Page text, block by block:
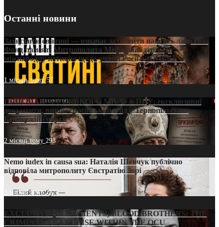
Останні новини
Захистити святині — означає захистити пам’ять людства:
Фонд пам’яті Митрополита Мефодія підтримує
міжнародну петицію щодо участі Росії в ЮНЕСКО
1 місяць тому57
ПРИСМАК «РУССЬКОГО МІРА» в ПЦУ: ексклюзивні
документи, вирок і російський слід у Тернопільсько-
Бучацькій єпархії
2 місяці тому 293
Nemo iudex in causa sua: Наталія Шевчук публічно
відповіла митрополиту Євстратію Зорі
3 місяці тому212
EXCLUSIVE (DOCUMENTS)/BLOOD BROTHERS: THE
CRIMINAL FRANCHISE WITHIN THE OCU